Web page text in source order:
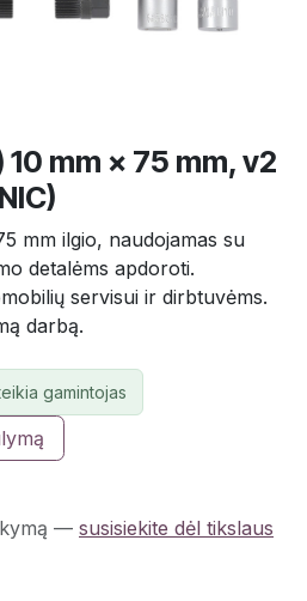
mm × 75 mm, v2
mm ilgio, naudojamas su
detalėms apdoroti.
servisui ir dirbtuvėms.
darbą.
gamintojas
— susisiekite dėl tikslaus